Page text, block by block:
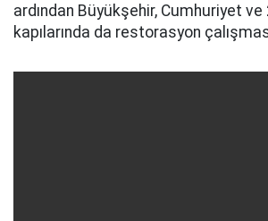
ardından Büyükşehir, Cumhuriyet
kapılarında da restorasyon